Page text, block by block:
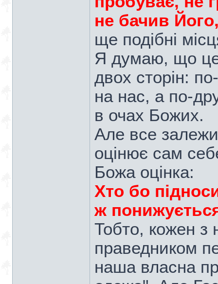
не бачив
ще подібні
Я думаю, що це
двох сторін:
на нас, а по-
в очах Божих.
Але все
оцінює сам
Божа оцінка:
Хто бо
ж
Тобто, кожен з
праведником
наша власна